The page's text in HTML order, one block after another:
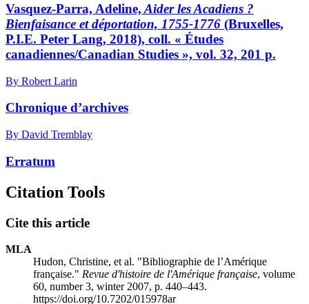
Vasquez-Parra, Adeline, Aider les Acadiens ?
Bienfaisance et déportation, 1755-1776 (Bruxelles,
P.I.E. Peter Lang, 2018), coll. « Études
canadiennes/Canadian Studies », vol. 32, 201 p.
By Robert Larin
Chronique d’archives
By David Tremblay
Erratum
Citation Tools
Cite this article
MLA
Hudon, Christine, et al. "Bibliographie de l’Amérique
française." Revue d'histoire de l'Amérique française, volume
60, number 3, winter 2007, p. 440–443.
https://doi.org/10.7202/015978ar